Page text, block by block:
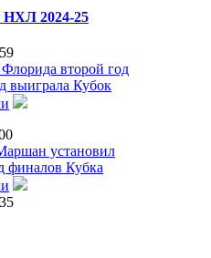
НХЛ 2024-25
второй год
выиграла Кубок
установил
финалов Кубка